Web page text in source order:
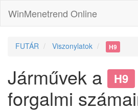
WinMenetrend Online
FUTÁR Viszonylatok H9
Járművek a H9
forgalmi